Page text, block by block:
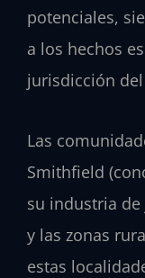
potenciales,
a los hechos
jurisdicción
Las
Smithfield
su industria
y las zonas
estas